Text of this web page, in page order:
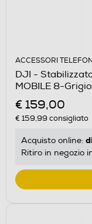
ACCESSORI
DJI -
MOBILE 8-
€ 159,00
€ 159,99 consigliato
Acquisto online:
Ritiro in negozio